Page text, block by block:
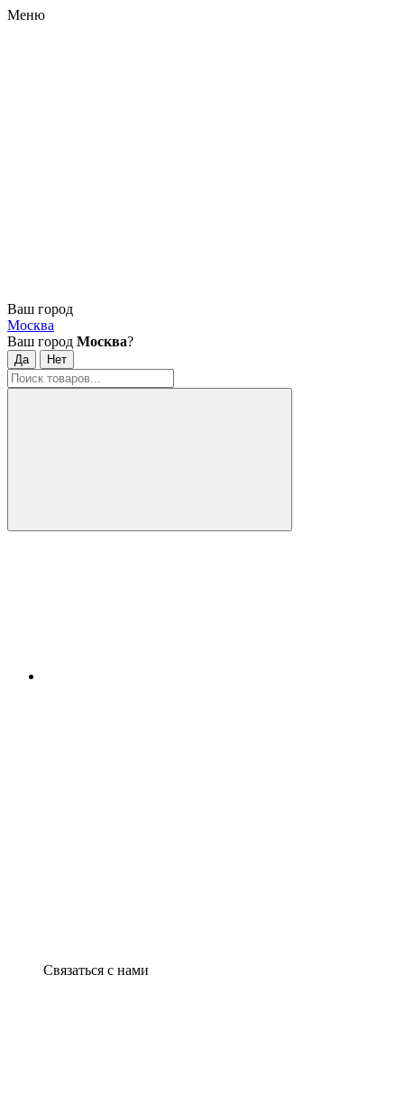
Меню
Ваш город
Москва
Ваш город Москва?
Связаться с нами